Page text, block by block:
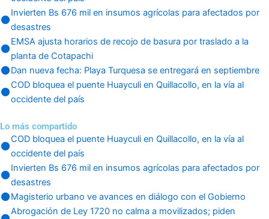
Invierten Bs 676 mil en insumos agrícolas para afectados por
desastres
EMSA ajusta horarios de recojo de basura por traslado a la
planta de Cotapachi
Dan nueva fecha: Playa Turquesa se entregará en septiembre
COD bloquea el puente Huayculi en Quillacollo, en la vía al
occidente del país
Lo más compartido
COD bloquea el puente Huayculi en Quillacollo, en la vía al
occidente del país
Invierten Bs 676 mil en insumos agrícolas para afectados por
desastres
Magisterio urbano ve avances en diálogo con el Gobierno
Abrogación de Ley 1720 no calma a movilizados; piden